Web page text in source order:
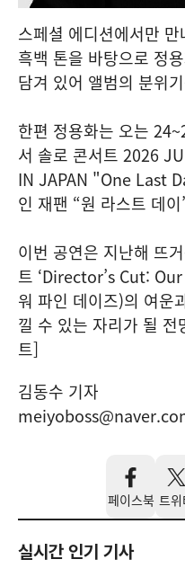
스페셜 에디션에서만
흑백 톤을 바탕으로 정
담겨 있어 앨범의 분위
한편 정용화는 오는
서 솔로 콘서트 2026
IN JAPAN "One Last
인 재팬 “원 라스트 데
이번 공연은 지난해 뜨
트 ‘Director’s Cut:
워 파인 데이즈)의 여운
낄 수 있는 자리가 될
트]
김동수 기자
페이스북 트위
실시간 인기 기사